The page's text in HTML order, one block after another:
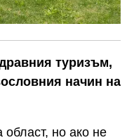
туризъм,
начин на
но ако не